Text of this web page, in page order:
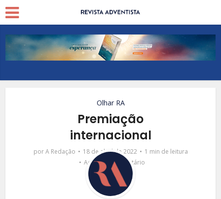
Olhar RA
Premiação
internacional
por A Redação 18 de abril de 2022
1 min de leitura
Adicionar comentário